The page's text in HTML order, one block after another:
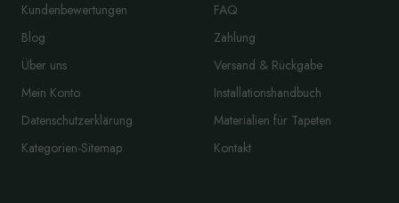
Kundenbewertungen
Blog
Über uns
Mein Konto
Datenschutzerklärung
Kategorien-Sitemap
FAQ
Zahlung
Versand & Rückgabe
Installationshandbuch
Materialien für Tapeten
Kontakt